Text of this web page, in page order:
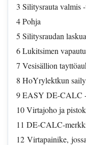
3 Silitysrauta valmis
4 Pohja
5 Silitysraudan
6 Lukitsimen
7 Vesisällion
8 HoYrylektkun
9 EASY DE-CALC
10 Virtajoho ja
11 DE-CALC-
12 Virtapainike,